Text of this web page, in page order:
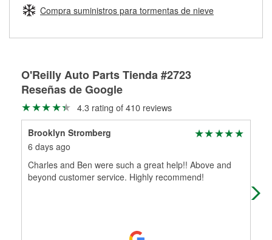
Más información sobre el Programa de Préstamo de
medirán tus tambores o discos para determinar si pueden
ser rectificados con seguridad. Si tus tambores o discos no
partes de reemplazo correctas para tu reparación.
Compra suministros para tormentas de nieve
O'Reilly Auto Parts Tienda #2723
Reseñas de Google
4.3 rating of 410 reviews
Brooklyn Stromberg
6 days ago
Charles and Ben were such a great help!! Above and
beyond customer service. Highly recommend!